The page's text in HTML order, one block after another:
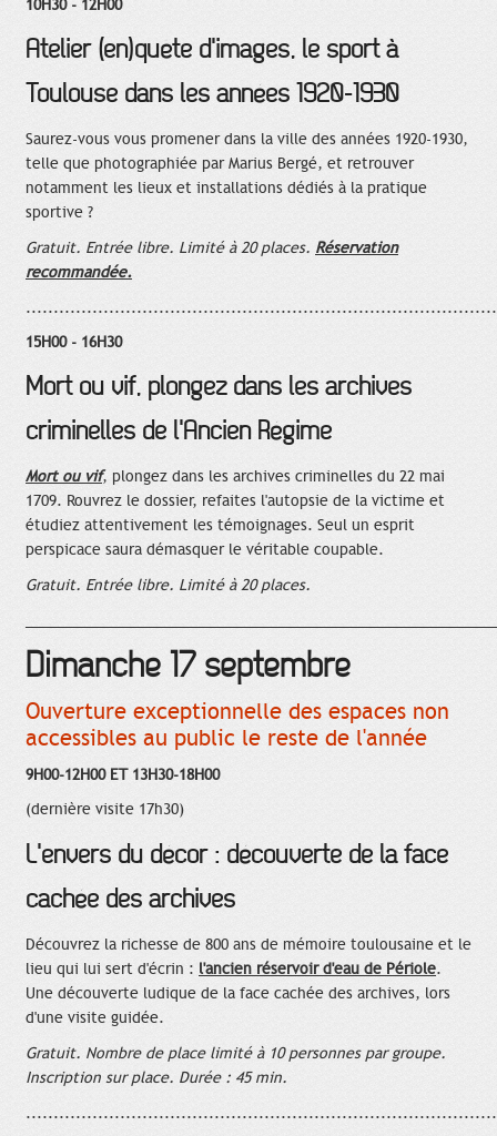
10H30 - 12H00
Atelier (en)quête d'images, le sport à
Toulouse dans les années 1920-1930
Saurez-vous vous promener dans la ville des années 1920-1930,
telle que photographiée par Marius Bergé, et retrouver
notamment les lieux et installations dédiés à la pratique
sportive ?
Gratuit. Entrée libre. Limité à 20 places. Réservation
recommandée.
15H00 - 16H30
Mort ou vif, plongez dans les archives
criminelles de l'Ancien Régime
Mort ou vif, plongez dans les archives criminelles du 22 mai
1709. Rouvrez le dossier, refaites l'autopsie de la victime et
étudiez attentivement les témoignages. Seul un esprit
perspicace saura démasquer le véritable coupable.
Gratuit. Entrée libre. Limité à 20 places.
Dimanche 17 septembre
Ouverture exceptionnelle des espaces non
accessibles au public le reste de l'année
9H00-12H00 ET 13H30-18H00
(dernière visite 17h30)
L'envers du décor : découverte de la face
cachée des archives
Découvrez la richesse de 800 ans de mémoire toulousaine et le
lieu qui lui sert d'écrin : l'ancien réservoir d'eau de Périole.
Une découverte ludique de la face cachée des archives, lors
d'une visite guidée.
Gratuit. Nombre de place limité à 10 personnes par groupe.
Inscription sur place. Durée : 45 min.